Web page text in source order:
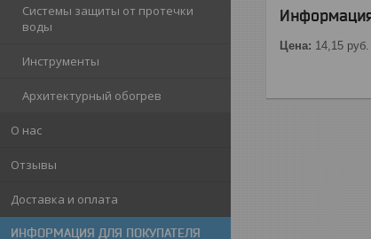
Системы защиты от протечки
воды
Инструменты
Архитектурный обогрев
О нас
Отзывы
Доставка и оплата
ИНФОРМАЦИЯ ДЛЯ ПОКУПАТЕЛЯ
Цена: 14,15 руб.